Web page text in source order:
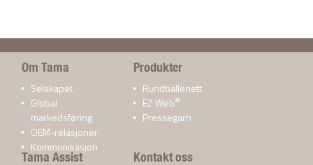
Om Tama
Selskapet
Global
markedsføring
OEM-relasjoner
Kommunikasjon
Produkter
Rundballenett
EZ Web®
Pressegarn
Tama Assist Kontakt oss